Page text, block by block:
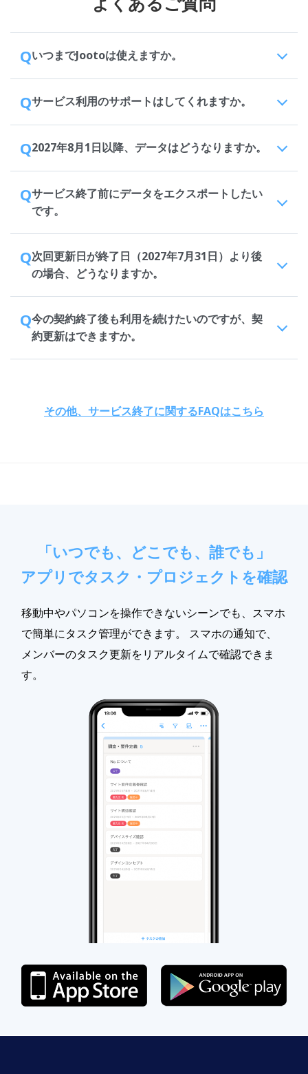
QいつまでJootoは使えますか。
Qサービス利用のサポートはしてくれますか。
Q2027年8月1日以降、データはどうなりますか。
Qサービス終了前にデータをエクスポートしたい
です。
Q次回更新日が終了日（2027年7月31日）より後
の場合、どうなりますか。
Q今の契約終了後も利用を続けたいのですが、契
約更新はできますか。
その他、サービス終了に関するFAQはこちら
「いつでも、どこでも、誰でも」
アプリでタスク・プロジェクトを確認
移動中やパソコンを操作できないシーンでも、スマホ
で簡単にタスク管理ができます。 スマホの通知で、
メンバーのタスク更新をリアルタイムで確認できま
す。